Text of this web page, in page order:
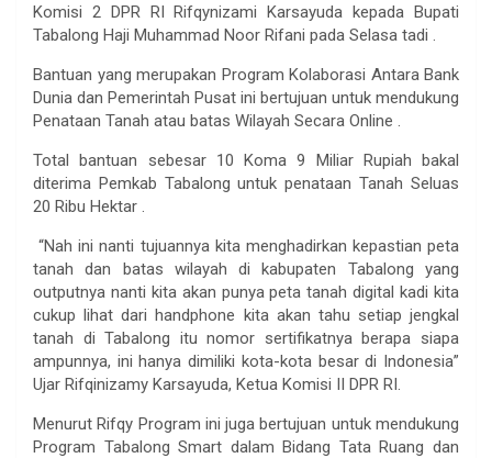
Komisi 2 DPR RI Rifqynizami Karsayuda kepada Bupati
Tabalong Haji Muhammad Noor Rifani pada Selasa tadi .
Bantuan yang merupakan Program Kolaborasi Antara Bank
Dunia dan Pemerintah Pusat ini bertujuan untuk mendukung
Penataan Tanah atau batas Wilayah Secara Online .
Total bantuan sebesar 10 Koma 9 Miliar Rupiah bakal
diterima Pemkab Tabalong untuk penataan Tanah Seluas
20 Ribu Hektar .
“Nah ini nanti tujuannya kita menghadirkan kepastian peta
tanah dan batas wilayah di kabupaten Tabalong yang
outputnya nanti kita akan punya peta tanah digital kadi kita
cukup lihat dari handphone kita akan tahu setiap jengkal
tanah di Tabalong itu nomor sertifikatnya berapa siapa
ampunnya, ini hanya dimiliki kota-kota besar di Indonesia”
Ujar Rifqinizamy Karsayuda, Ketua Komisi II DPR RI.
Menurut Rifqy Program ini juga bertujuan untuk mendukung
Program Tabalong Smart dalam Bidang Tata Ruang dan